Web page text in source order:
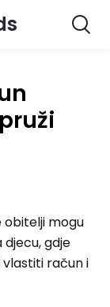
obitelji mogu
gdje
račun i